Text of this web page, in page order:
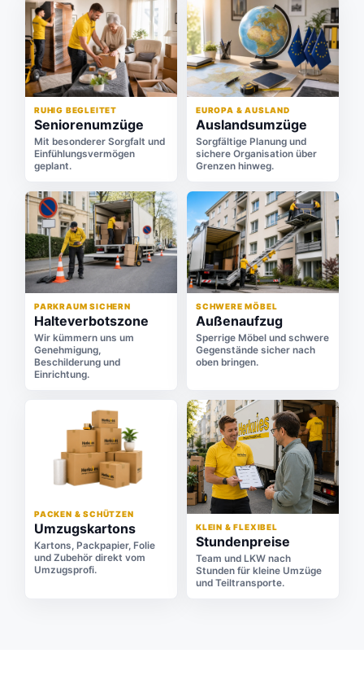
RUHIG BEGLEITET
Seniorenumzüge
Mit besonderer Sorgfalt und
Einfühlungsvermögen
geplant.
EUROPA & AUSLAND
Auslandsumzüge
Sorgfältige Planung und
sichere Organisation über
Grenzen hinweg.
PARKRAUM SICHERN
Halteverbotszone
Wir kümmern uns um
Genehmigung,
Beschilderung und
Einrichtung.
SCHWERE MÖBEL
Außenaufzug
Sperrige Möbel und schwere
Gegenstände sicher nach
oben bringen.
PACKEN & SCHÜTZEN
Umzugskartons
Kartons, Packpapier, Folie
und Zubehör direkt vom
Umzugsprofi.
KLEIN & FLEXIBEL
Stundenpreise
Team und LKW nach
Stunden für kleine Umzüge
und Teiltransporte.